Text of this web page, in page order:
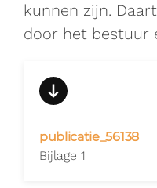
kunnen zijn.
door het bestuur
publicatie_56138
Bijlage 1